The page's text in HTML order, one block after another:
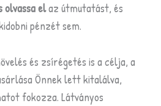
elaz útmutatást, és
pénzét sem.
és zsírégetés is a célja, a
Önnek lett kitalálva,
fokozza. Látványos